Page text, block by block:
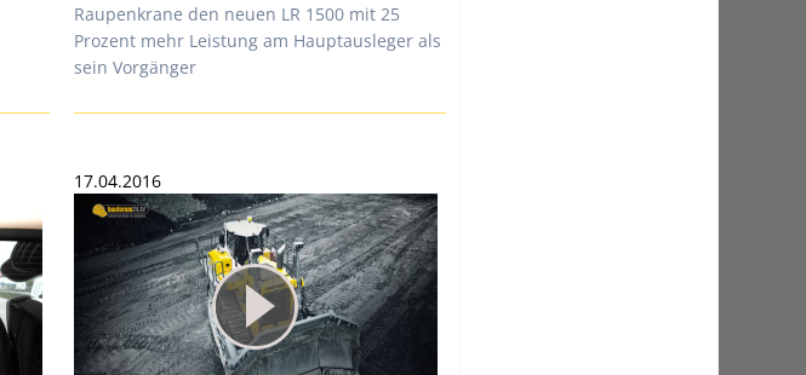
Raupenkrane den neuen LR 1500 mit 25
Prozent mehr Leistung am Hauptausleger als
sein Vorgänger
17.04.2016